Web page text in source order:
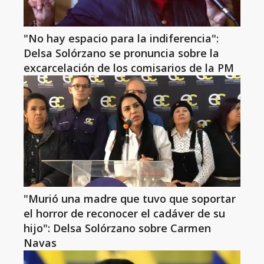
"No hay espacio para la indiferencia":
Delsa Solórzano se pronuncia sobre la
excarcelación de los comisarios de la PM
"Murió una madre que tuvo que soportar
el horror de reconocer el cadáver de su
hijo": Delsa Solórzano sobre Carmen
Navas